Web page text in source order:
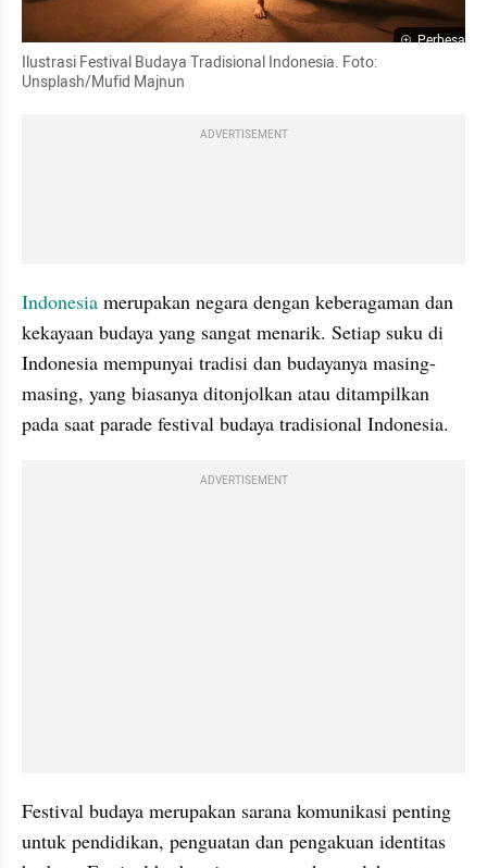
Perbesar
Ilustrasi Festival Budaya Tradisional Indonesia. Foto:
Unsplash/Mufid Majnun
ADVERTISEMENT
Indonesia merupakan negara dengan keberagaman dan
kekayaan budaya yang sangat menarik. Setiap suku di
Indonesia mempunyai tradisi dan budayanya masing-
masing, yang biasanya ditonjolkan atau ditampilkan
pada saat parade festival budaya tradisional Indonesia.
ADVERTISEMENT
Festival budaya merupakan sarana komunikasi penting
untuk pendidikan, penguatan dan pengakuan identitas